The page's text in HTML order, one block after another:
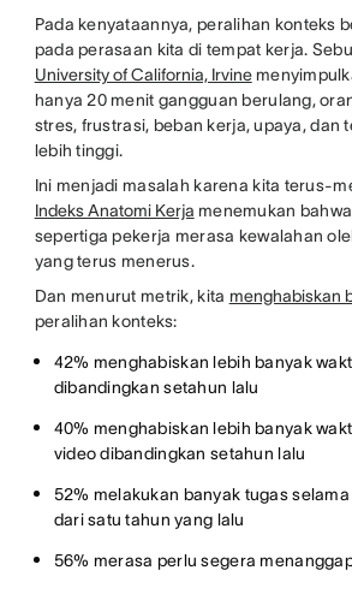
Pada kenyataannya, peralihan konteks
pada perasaan kita di tempat kerja.
University of California, Irvine
hanya 20 menit gangguan berulang,
stres, frustrasi, beban kerja, upaya, dan
lebih tinggi.
Ini menjadi masalah karena kita terus-
Indeks Anatomi Kerja menemukan
sepertiga pekerja merasa kewalahan
yang terus menerus.
Dan menurut metrik, kita menghabiskan
peralihan konteks:
42% menghabiskan lebih banyak
dibandingkan setahun lalu
40% menghabiskan lebih banyak
video dibandingkan setahun lalu
52% melakukan banyak tugas
dari satu tahun yang lalu
56% merasa perlu segera